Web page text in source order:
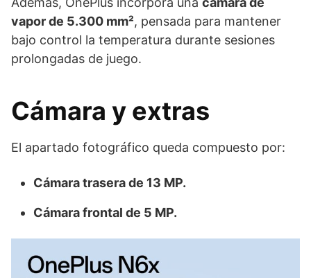
vapor de 5.300 mm², pensada para mantener
bajo control la temperatura durante sesiones
prolongadas de juego.
Cámara y extras
El apartado fotográfico queda compuesto por:
Cámara trasera de 13 MP.
Cámara frontal de 5 MP.